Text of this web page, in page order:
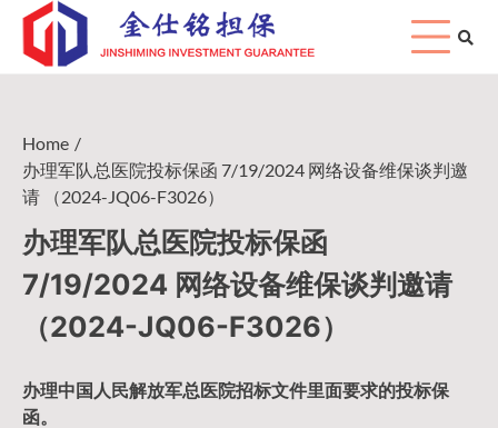
Skip
content
Home
办理军队总医院投标保函 7/19/2024 网络设备维保谈判邀
请 （2024-JQ06-F3026）
办理军队总医院投标保函
7/19/2024 网络设备维保谈判邀请
（2024-JQ06-F3026）
办理中国人民解放军总医院招标文件里面要求的投标保
函。